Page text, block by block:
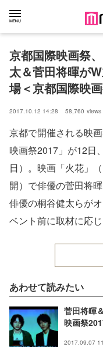
京都国際映画祭
太＆菅田将暉が
場＜京都国際映
2017.10.12 14:28 58,760 views
京都で開催される映
映画祭2017」が12日
日）。映画「火花」
開）で俳優の菅田将
俳優の桐谷健太らが
ベント前に取材に応じ
あわせて読みたい
菅田将暉
映画祭
2017.09.07